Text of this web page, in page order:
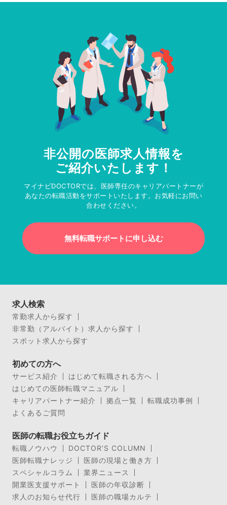
非公開の医師求人情報を
ご紹介いたします！
マイナビDOCTORでは、医師専任のキャリアパートナーが
あなたの転職活動をサポートいたします。お気軽にお問い
合わせください。
無料転職サポートに申し込む
求人検索
常勤求人から探す
非常勤（アルバイト）求人から探す
スポット求人から探す
初めての方へ
サービス紹介
はじめて転職される方へ
はじめての医師転職マニュアル
キャリアパートナー紹介
拠点一覧
転職成功事例
よくあるご質問
医師の転職お役立ちガイド
転職ノウハウ
DOCTOR’S COLUMN
医師転職ナレッジ
医師の現場と働き方
スペシャルコラム
業界ニュース
開業医支援サポート
医師の年収診断
求人のお知らせ代行
医師の職場カルテ